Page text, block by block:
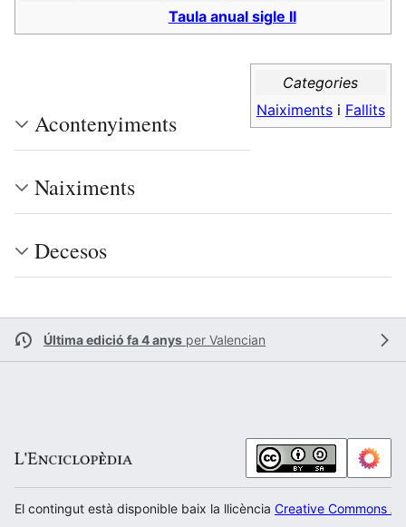
Taula anual sigle II
Categories
Naiximentsi Fallits
Acontenyiments
Naiximents
Decesos
Última edició fa 4 anys per Valencian
El contingut està disponible baix la llicència Creative Commons